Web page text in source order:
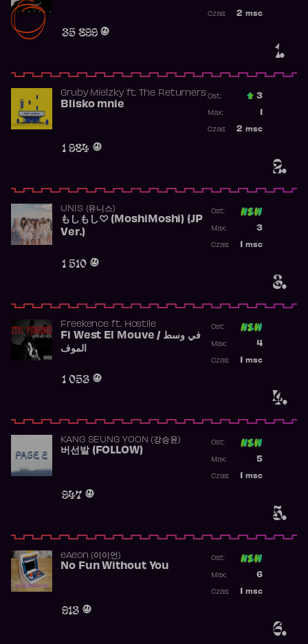
1.
35 899
2 msc
Czas:
2.
Gruby Mielzkyft. The Returners
Blisko mnie
1 984
Ost.: 3
Max:
2 msc
Czas:
3.
UNIS (유니스)
もしもし♡ (MoshiMoshi) (JP
Ver.)
1 510
Ost:
3
Max:
msc
Czas:
4.
Freekence ft. Hostile
Fi West El Mouve / في وسط
الموف
1 053
Ost:
4
Max:
msc
Czas:
5.
KANG SEUNG YOON (강승윤)
버선발 (FOLLOW)
947
Ost:
5
Max:
msc
Czas:
6.
​eAeon (이이언)
No Fun Without You
913
Ost:
6
Max:
msc
Czas: